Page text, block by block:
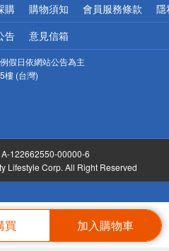
買 加入購物車
購 購物須知 會員服務條款 隱
告 意見信箱
假日依網站公告為主
樓 (台灣)
122662550-00000-6
Lifestyle Corp. All Right Reserved